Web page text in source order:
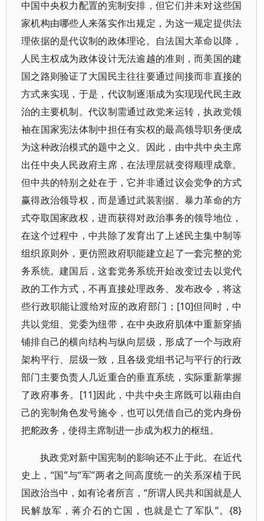
中国中央权力配置的宪制安排，但它们并未对这些国
家机构由哪些人来落实作出规定，为这一规定提供法
理依据的是代议制的政体理论。自法国大革命以降，
人民主权成为政体设计无法逾越的准则，而美国的建
国之路则验证了大国民主往往要通过间接而非直接的
方式来实现，于是，代议制逐渐成为实现现代民主政
治的主要机制。代议制需通过政党来运转，执政党领
袖在国家宪法体制中担任有实权的最高领导职务便成
为这种政治模式的题中之义。因此，由中共中央主席
出任中央人民政府主席，在法理层就变得顺理成章。
但中共的特别之处在于，它并非通过议会党争的方式
赢得政治领导权，而是通过武装割据、暴力革命的方
式夺取国家政权，进而获得对政治事务的领导地位，
在这个过程中，中共除了发育出了上述民主集中制等
组织原则外，更仿照政府职能建立起了一套完整的党
务系统。建国后，这套党务系统开始改变过去以党代
政的工作方式，不再直接处理政务、发布政令，将这
些行政职能让渡给对应的政府部门；[10]但同时，中
共以党组、党委为纽带，在中央政府肌体中重新穿插
铺排自己的横向结构与纵向层级，形成了一个与政府
架构平行、层级一致，且各级党组书记与平行的行政
部门主要负责人几近重合的垂直系统，实际重新掌握
了政府事务。[11]因此，中共中央主席既可以藉由自
己的宪制角色发号施令，也可以凭借自己的党内身份
把舵政务，使得主席制进一步成为权力的枢纽。
执政党对新中国宪制的影响还不止于此。在近代
史上，“国”与“军”两者之间高度统一的关系深植于民
国政治当中，如有论者所言，“所谓人民共和国就是人
民解放军，蒋介石的亡国，也就是亡了军队”。{8}